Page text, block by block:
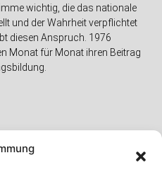
wichtig, die das nationale
und der Wahrheit verpflichtet
diesen Anspruch. 1976
Monat für Monat ihren Beitrag